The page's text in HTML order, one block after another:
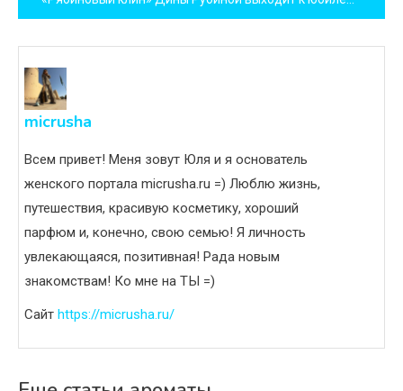
записям
micrusha
Всем привет! Меня зовут Юля и я основатель
женского портала micrusha.ru =) Люблю жизнь,
путешествия, красивую косметику, хороший
парфюм и, конечно, свою семью! Я личность
увлекающаяся, позитивная! Рада новым
знакомствам! Ко мне на ТЫ =)
Сайт https://micrusha.ru/